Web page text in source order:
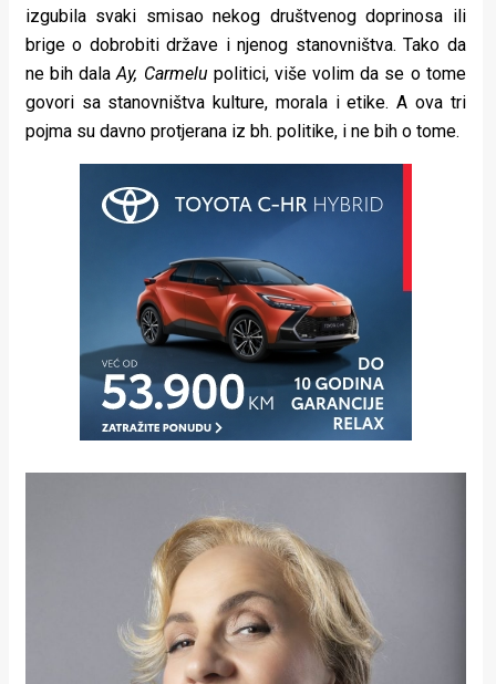
izgubila svaki smisao nekog društvenog doprinosa ili
brige o dobrobiti države i njenog stanovništva. Tako da
ne bih dalaAy, Carmelu politici, više volim da se o tome
govori sa stanovništva kulture, morala i etike. A ova tri
pojma su davno protjerana iz bh. politike, i ne bih o tome.